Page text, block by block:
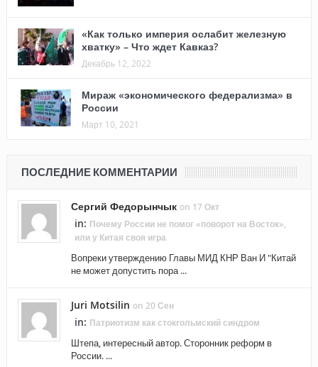
«Как только империя ослабит железную
хватку» – Что ждет Кавказ?
Декабрь 12, 2022
Мираж «экономического федерализма» в
России
Март 10, 2021
ПОСЛЕДНИЕ КОММЕНТАРИИ
Сергий Федорынчык on 17 Окт
in: Почему России не помог «поворот на Восток»,
или у Китая своя игра
Вопреки утверждению Главы МИД КНР Ван И "Китай
не может допустить пора ...
Juri Motsilin on 20 Сен
in: Патриотизм как стокгольмский синдром
Штепа, интересный автор. Сторонник реформ в
России. ...